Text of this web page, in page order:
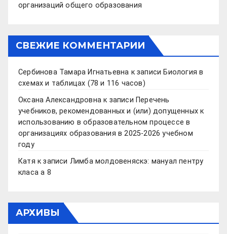
организаций общего образования
СВЕЖИЕ КОММЕНТАРИИ
Сербинова Тамара Игнатьевна к записи Биология в
схемах и таблицах (78 и 116 часов)
Оксана Александровна к записи Перечень
учебников, рекомендованных и (или) допущенных к
использованию в образовательном процессе в
организациях образования в 2025-2026 учебном
году
Катя к записи Лимба молдовеняскэ: мануал пентру
класа а 8
АРХИВЫ